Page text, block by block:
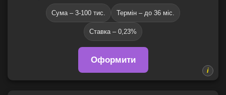
Сума – 3-100 тис. Термін – до 36 міс.
Ставка – 0,23%
Оформити